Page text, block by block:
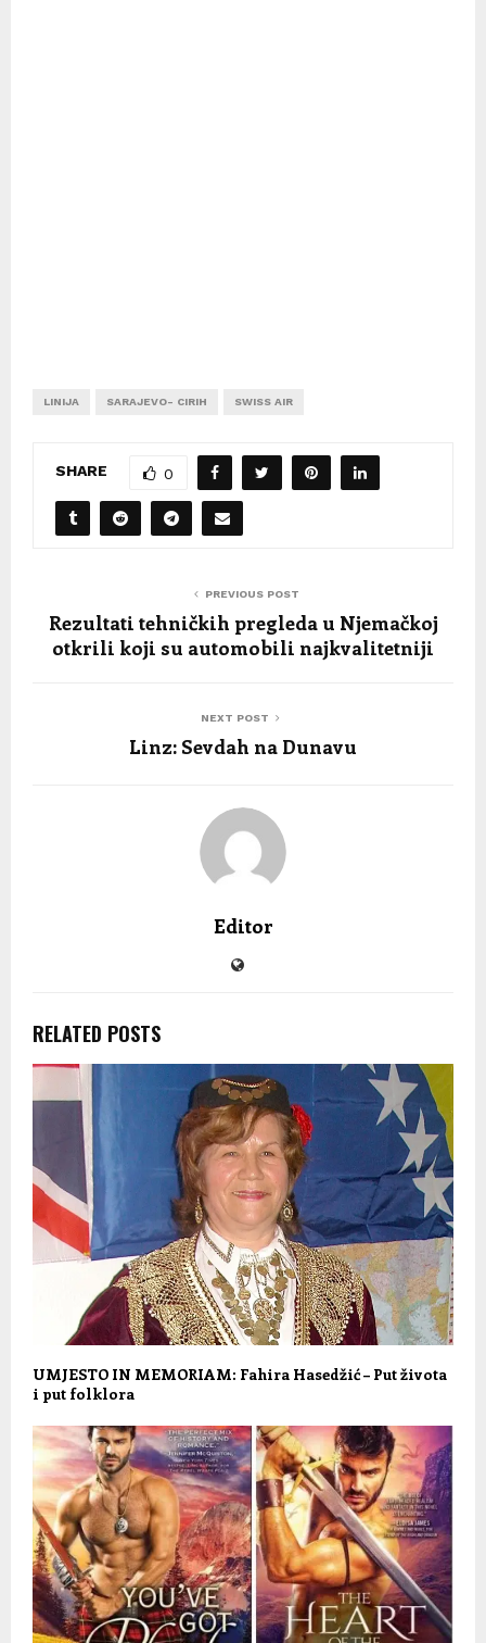
LINIJA SARAJEVO- CIRIH SWISS AIR
SHARE 0
PREVIOUS POST
Rezultati tehničkih pregleda u Njemačkoj
otkrili koji su automobili najkvalitetniji
NEXT POST
Linz: Sevdah na Dunavu
Editor
RELATED POSTS
UMJESTO IN MEMORIAM: Fahira Hasedžić – Put života
i put folklora